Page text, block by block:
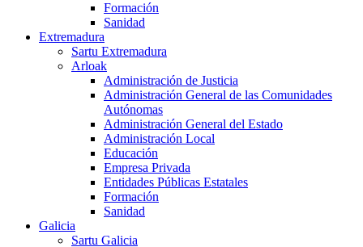
Formación
Sanidad
Extremadura
Sartu Extremadura
Arloak
Administración de Justicia
Administración General de las Comunidades
Autónomas
Administración General del Estado
Administración Local
Educación
Empresa Privada
Entidades Públicas Estatales
Formación
Sanidad
Galicia
Sartu Galicia